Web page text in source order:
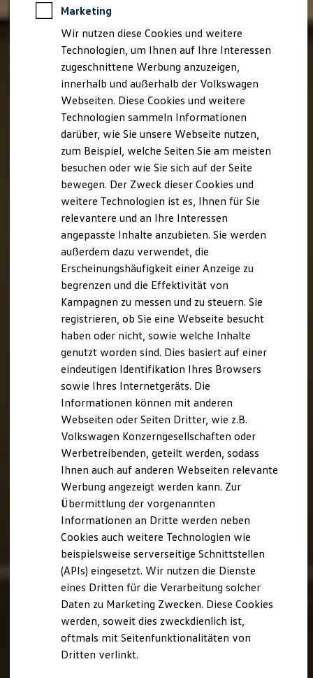
Rekuperation
Laden unterwegs
Laden Zuhause
Ladestationen finden
Ladezeitensimulator
Batterie
Sicherheit
Nachhaltigkeit
Technologie
Kosten und Kauf
Verbrauchskosten
Kaufoptionen
E-Auto-Förderung
Software und Konnektivität
Die ID. Software 6
ID. Software Versionen und Updates
Digitale Extras
Schnittstellen zu Ihrem ID.
Marke und Erlebnis
Volkswagen R und R Experience
R-Modelle
R Experience
Driving Experience
Volkswagen entdecken
Werkbesichtigung
Lifestyle Shop
T-Roc Kollektion
Golf Kollektion
Volkswagen Kollektion
R-Kollektion
GTI Kollektion
Fußball Drop
we drive football
#wedriveproud
Besitzer und Service
myVolkswagen
Software Updates
Service und Ersatzteile
Inspektion und HU/AU
Reparaturen und Checks
Motorenöl und Flüssigkeiten
Räder und Reifen
Pannen- und Unfallhilfe
Economy Service
Volkswagen Teile
Zubehör
Modellspezifisches Zubehör
Marketing
Wir nutzen diese Cookies und weitere
Technologien, um Ihnen auf Ihre Interessen
zugeschnittene Werbung anzuzeigen,
innerhalb und außerhalb der Volkswagen
Webseiten. Diese Cookies und weitere
Technologien sammeln Informationen
darüber, wie Sie unsere Webseite nutzen,
zum Beispiel, welche Seiten Sie am meisten
besuchen oder wie Sie sich auf der Seite
bewegen. Der Zweck dieser Cookies und
weitere Technologien ist es, Ihnen für Sie
relevantere und an Ihre Interessen
angepasste Inhalte anzubieten. Sie werden
außerdem dazu verwendet, die
Erscheinungshäufigkeit einer Anzeige zu
begrenzen und die Effektivität von
Kampagnen zu messen und zu steuern. Sie
registrieren, ob Sie eine Webseite besucht
haben oder nicht, sowie welche Inhalte
genutzt worden sind. Dies basiert auf einer
eindeutigen Identifikation Ihres Browsers
sowie Ihres Internetgeräts. Die
Informationen können mit anderen
Webseiten oder Seiten Dritter, wie z.B.
Volkswagen Konzerngesellschaften oder
Werbetreibenden, geteilt werden, sodass
Ihnen auch auf anderen Webseiten relevante
Werbung angezeigt werden kann. Zur
Übermittlung der vorgenannten
Informationen an Dritte werden neben
Cookies auch weitere Technologien wie
beispielsweise serverseitige Schnittstellen
(APIs) eingesetzt. Wir nutzen die Dienste
eines Dritten für die Verarbeitung solcher
Daten zu Marketing Zwecken. Diese Cookies
werden, soweit dies zweckdienlich ist,
oftmals mit Seitenfunktionalitäten von
Dritten verlinkt.